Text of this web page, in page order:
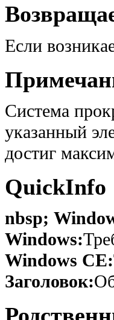
Если
Система
указанный
достиг
QuickInfo
nbsp;
Windows:
Windows CE:
Заголовок: